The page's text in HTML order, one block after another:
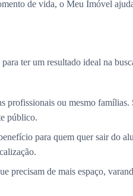
de vida, o Meu Imóvel
ter um resultado ideal na
profissionais ou mesmo famílias.
público.
para quem quer sair do
precisam de mais espaço,